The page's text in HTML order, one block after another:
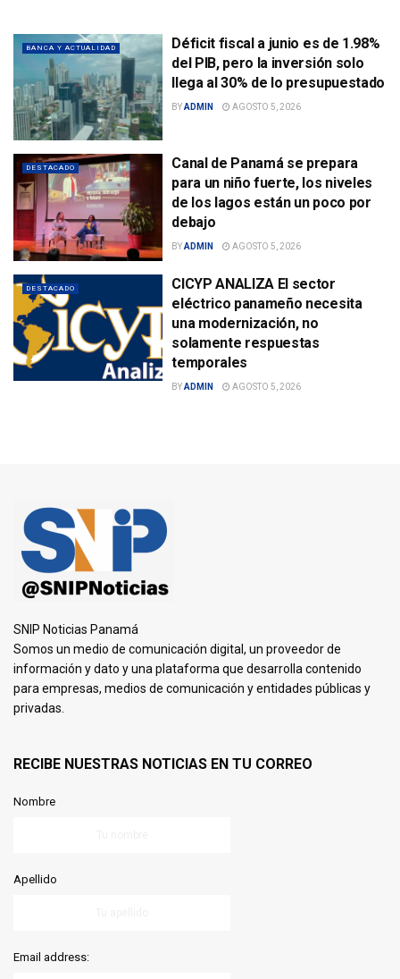
BANCA Y ACTUALIDAD
Déficit fiscal a junio es de 1.98%
del PIB, pero la inversión solo
llega al 30% de lo presupuestado
BYADMIN AGOSTO 5, 2026
DESTACADO
Canal de Panamá se prepara
para un niño fuerte, los niveles
de los lagos están un poco por
debajo
BYADMIN AGOSTO 5, 2026
DESTACADO
CICYP ANALIZA El sector
eléctrico panameño necesita
una modernización, no
solamente respuestas
temporales
BYADMIN AGOSTO 5, 2026
SNIP Noticias Panamá
Somos un medio de comunicación digital, un proveedor de
información y dato y una plataforma que desarrolla contenido
para empresas, medios de comunicación y entidades públicas y
privadas.
RECIBE NUESTRAS NOTICIAS EN TU CORREO
Nombre
Apellido
Email address: